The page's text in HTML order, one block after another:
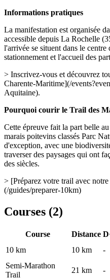
Informations pratiques
La manifestation est organisée
accessible depuis La Rochelle
l'arrivée se situent dans le
stationnement et l'accueil des
> Inscrivez-vous et découvrez
Charente-Maritime](/
Aquitaine).
Pourquoi courir le Trail des
Cette épreuve fait la part belle
marais poitevins classés Parc
d'exception, avec une
traverser des paysages qui ont
des siècles.
> [Préparez votre trail avec
(/guides/preparer-10km)
Courses (2)
Course Distance
10 km
10 km -
Semi-Marathon
Trail
21 km -